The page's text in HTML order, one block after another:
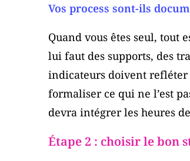
Vos process sont-ils
Quand vous êtes seul, tout
lui faut des supports, des
indicateurs doivent refléter
formaliser ce qui ne l’est
devra intégrer les heures
Étape 2 : choisir le bon